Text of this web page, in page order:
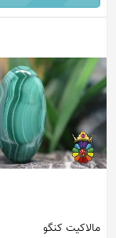
مالاکیت کنگو